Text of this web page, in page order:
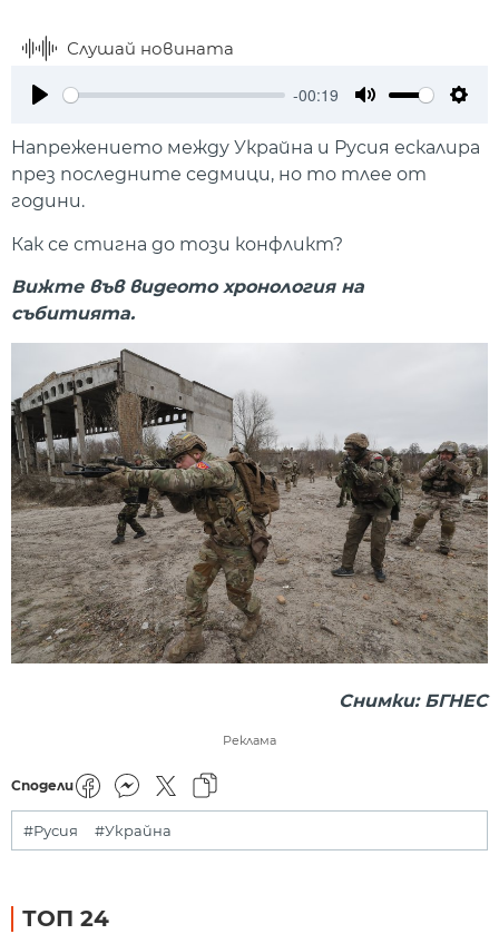
Слушай новината
-00:19
Напрежението между Украйна и Русия ескалира
през последните седмици, но то тлее от
години.
Как се стигна до този конфликт?
Вижте във видеото хронология на
събитията.
Снимки: БГНЕС
Реклама
Сподели
#Русия #Украйна
ТОП 24